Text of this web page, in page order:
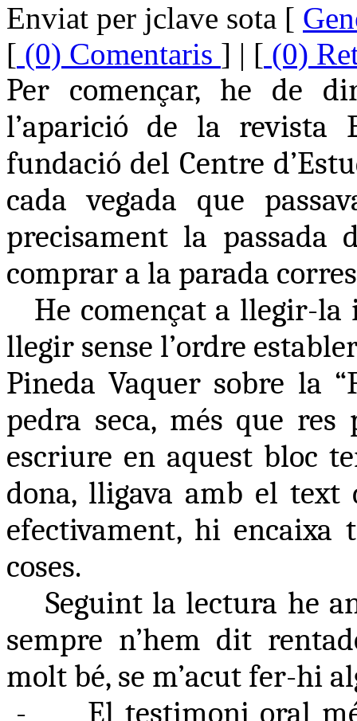
Enviat per jclave sota [
[ (0) Comentaris ] | [ (0)
Per començar, he de
l’aparició de la revista
fundació del Centre
cada vegada que
precisament la passada
comprar a la parada
He començat a llegir-la
llegir sense l’ordre
Pineda Vaquer sobre la
pedra seca, més que
escriure en aquest bloc
dona, lligava amb el text
efectivament, hi
coses.
Seguint la lectura he
sempre n’hem dit
molt bé, se m’acut fer-hi
-
El testimoni oral